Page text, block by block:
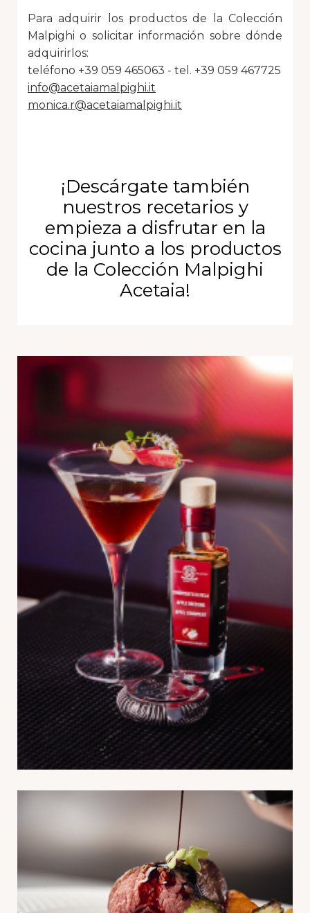
Para adquirir los productos de la Colección
Malpighi o solicitar información sobre dónde
adquirirlos:
teléfono +39 059 465063 - tel. +39 059 467725
info@acetaiamalpighi.it
monica.r@acetaiamalpighi.it
¡Descárgate también
nuestros recetarios y
empieza a disfrutar en la
cocina junto a los productos
de la Colección Malpighi
Acetaia!